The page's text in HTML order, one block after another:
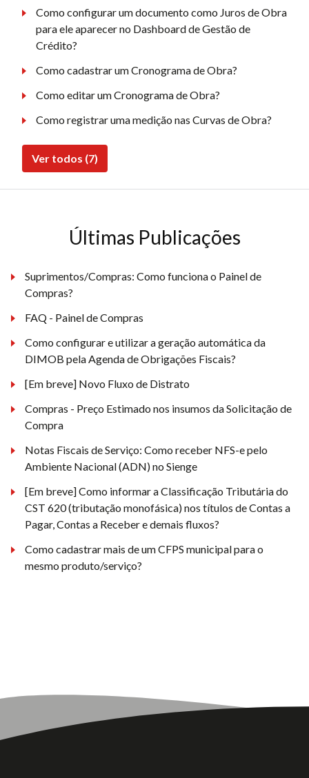
Como configurar um documento como Juros de Obra
para ele aparecer no Dashboard de Gestão de
Crédito?
Como cadastrar um Cronograma de Obra?
Como editar um Cronograma de Obra?
Como registrar uma medição nas Curvas de Obra?
Ver todos (7)
Últimas Publicações
Suprimentos/Compras: Como funciona o Painel de
Compras?
FAQ - Painel de Compras
Como configurar e utilizar a geração automática da
DIMOB pela Agenda de Obrigações Fiscais?
[Em breve] Novo Fluxo de Distrato
Compras - Preço Estimado nos insumos da Solicitação de
Compra
Notas Fiscais de Serviço: Como receber NFS-e pelo
Ambiente Nacional (ADN) no Sienge
[Em breve] Como informar a Classificação Tributária do
CST 620 (tributação monofásica) nos títulos de Contas a
Pagar, Contas a Receber e demais fluxos?
Como cadastrar mais de um CFPS municipal para o
mesmo produto/serviço?